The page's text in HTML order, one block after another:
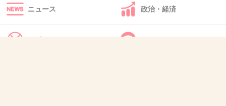
4件の返信
+99
ニュース 政治・経済